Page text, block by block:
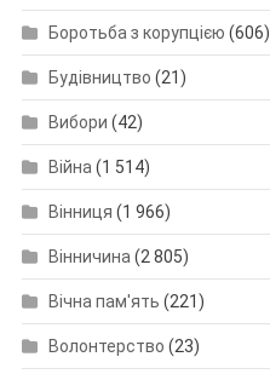
Боротьба з корупцією (606)
Будівництво (21)
Вибори (42)
Війна (1 514)
Вінниця (1 966)
Вінничина (2 805)
Вічна пам'ять (221)
Волонтерство (23)